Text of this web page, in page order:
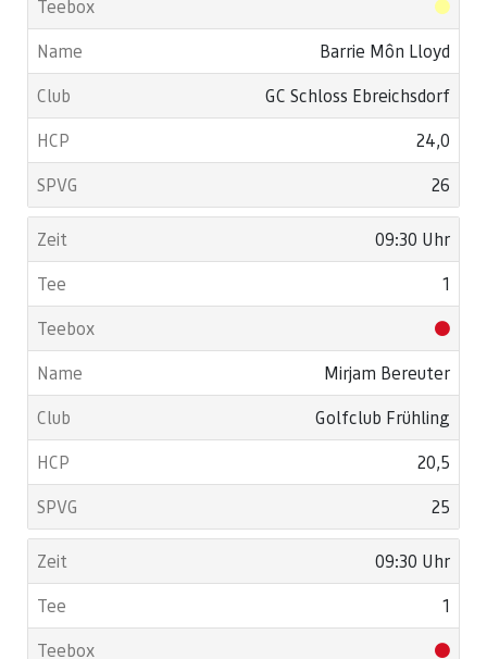
Barrie Môn Lloyd
GC Schloss Ebreichsdorf
24,0
26
09:30 Uhr
1
Mirjam Bereuter
Golfclub Frühling
20,5
25
09:30 Uhr
1